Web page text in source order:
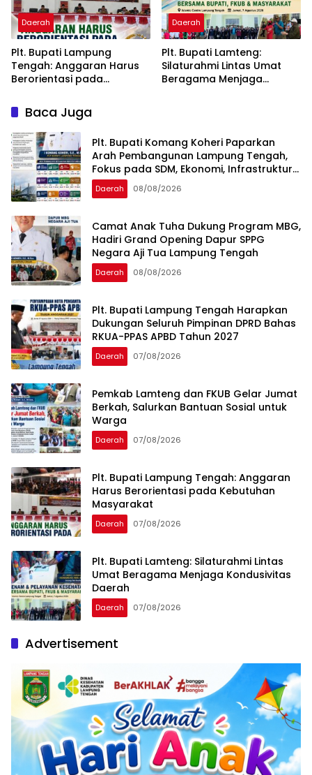
Daerah
Plt. Bupati Lampung
Tengah: Anggaran Harus
Berorientasi pada
Daerah
Plt. Bupati Lamteng:
Silaturahmi Lintas Umat
Beragama Menjaga
Baca Juga
Plt. Bupati Komang Koheri Paparkan
Arah Pembangunan Lampung Tengah,
Fokus pada SDM, Ekonomi, Infrastruktur
dan Kesejahteraan
Daerah 08/08/2026
Camat Anak Tuha Dukung Program MBG,
Hadiri Grand Opening Dapur SPPG
Negara Aji Tua Lampung Tengah
Daerah 08/08/2026
Plt. Bupati Lampung Tengah Harapkan
Dukungan Seluruh Pimpinan DPRD Bahas
RKUA-PPAS APBD Tahun 2027
Daerah 07/08/2026
Pemkab Lamteng dan FKUB Gelar Jumat
Berkah, Salurkan Bantuan Sosial untuk
Warga
Daerah 07/08/2026
Plt. Bupati Lampung Tengah: Anggaran
Harus Berorientasi pada Kebutuhan
Masyarakat
Daerah 07/08/2026
Plt. Bupati Lamteng: Silaturahmi Lintas
Umat Beragama Menjaga Kondusivitas
Daerah
Daerah 07/08/2026
Advertisement